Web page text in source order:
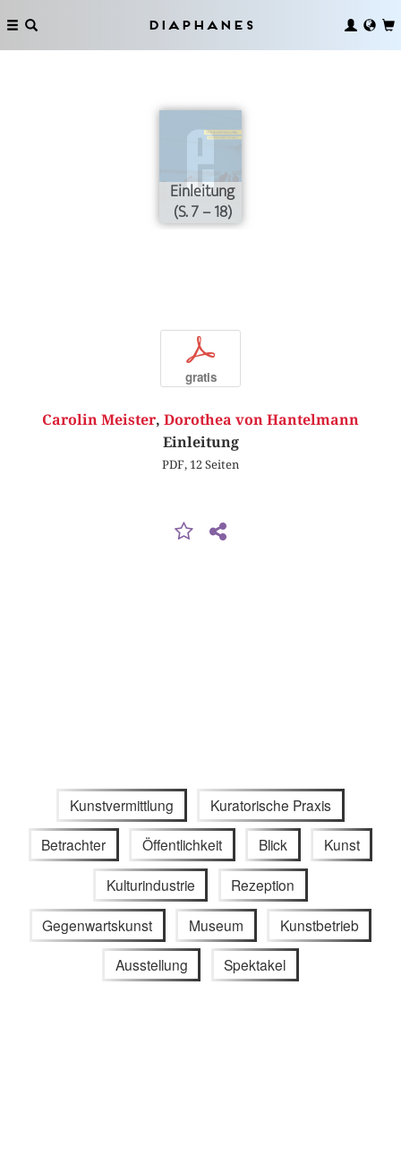
Diaphanes
Einleitung
(S. 7 – 18)
p
gratis
Carolin Meister, Dorothea von Hantelmann
Einleitung
PDF, 12 Seiten
Kunstvermittlung Kuratorische Praxis
Betrachter Öffentlichkeit Blick Kunst
Kulturindustrie Rezeption
Gegenwartskunst Museum Kunstbetrieb
Ausstellung Spektakel